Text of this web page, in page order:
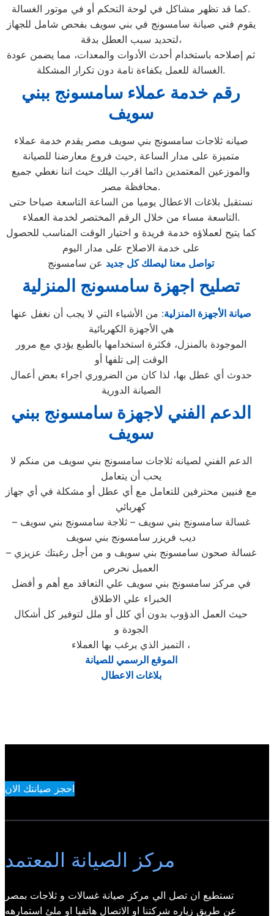
كما قد تظهر مشاكل في لوحة التحكم أو في موتور الغسالة.
يقوم فني صيانة سامسونج في بني سويف بفحص شامل للجهاز
لتحديد سبب العطل بدقة،
ثم إصلاحه باستخدام أحدث الأدوات والمعدات، مما يضمن عودة
الغسالة للعمل بكفاءة تامة دون تكرار المشكلة.
رقم خدمة عملاء سامسونج ببني
سويف
صيانه ثلاجات سامسونج بني سويف مصر يقدم خدمة عملاء
متميزة على مدار الساعة ,حيث فروع معارضنا للصيانة
والموزعين المعتمدين دائما اقرب اليلك حيث اننا نغطي جميع
محافظة مصر.
نستقبل بلاغات الاعطال يوميا من الساعة التاسعة صباحا حتى
التاسعة مساء من خلال الرقم المختصر لخدمة العملاء.
كما يتيح لعملاؤه خدمة فريدة و اختيار الوقت المناسب للحصول
على خدمة الاصلاح على مدار اليوم
تواصل معنا ليصلك كل جديد عن سامسونج
تصليح اجهزة سامسونج المنزلية
صيانة الأجهزة المنزلية: من الأشياء التي لا يجب أن نغفل عنها
هي الأجهزة الكهربائية
الموجودة بالمنزل، فكثرة استخدامها بالطبع يؤدي مع مرور
الوقت إلى تلفها أو
حدوث أي عطل بها، لذا كان من الضروري اجراء بعض أعمال
الصيانة الدورية
الدعم الفني لاجهزة سامسونج ببني
سويف
الدعم الفني لصيانه ثلاجات سامسونج بني سويف من منكم لا
يحب أن يتعامل
مع فنيين محترفين للتعامل مع أي عطل أو مشكلة في أي جهاز
كهربائي
غسالة سامسونج بني سويف – ثلاجة سامسونج بني سويف –
ديب فريزر سامسونج بني سويف
– غسالة صحون سامسونج بني سويف و من أجل رغبتك عزيزي
العميل نحرص
في مركز سامسونج بني سويف علي التعاقد مع أهم و أفضل
الخبراء علي الاطلاق
حيث العمل الدؤوب بدون أي كلل أو ملل لتوفير كل أشكال
الجودة و
التميز الذي يرغب بها العملاء ،
الموقع الرسمي للصيانة
بلاغات الاعطال
احجز صيانتك الان
مركز الصيانة المعتمد
تستطيع ان تصل الي مركز صيانة غسالات و ثلاجات بمصر
عن طريق زياره شركتنا او الاتصال هاتفيا او ملئ استمارهه